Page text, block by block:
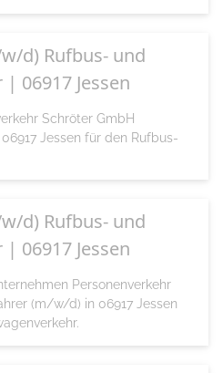
d) Rufbus- und
06917 Jessen
Schröter GmbH
Jessen für den Rufbus-
d) Rufbus- und
06917 Jessen
Personenverkehr
(m/w/d) in 06917 Jessen